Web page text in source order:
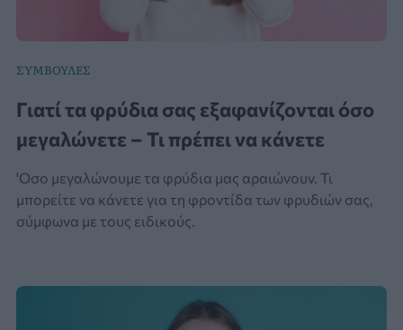
ΣΥΜΒΟΥΛΕΣ
Γιατί τα φρύδια σας εξαφανίζονται όσο
μεγαλώνετε – Τι πρέπει να κάνετε
'Οσο μεγαλώνουμε τα φρύδια μας αραιώνουν. Τι
μπορείτε να κάνετε για τη φροντίδα των φρυδιών σας,
σύμφωνα με τους ειδικούς.